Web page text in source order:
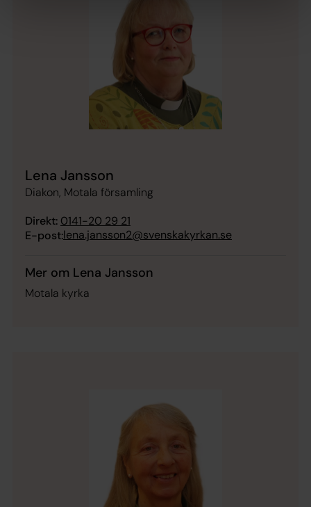
Lena Jansson
Diakon, Motala församling
Direkt: 0141-20 29 21
E-post:lena.jansson2@svenskakyrkan.se
Mer om Lena Jansson
Motala kyrka